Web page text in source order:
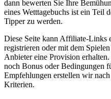
dann bewerten Sie Ihre
eines Wetttagebuchs ist ein Teil
Tipper zu werden.
Diese Seite kann Affiliate-Links
registrieren oder mit dem
Anbieter eine Provision
noch Bonus oder Bedingungen
Empfehlungen erstellen wir
Kriterien.